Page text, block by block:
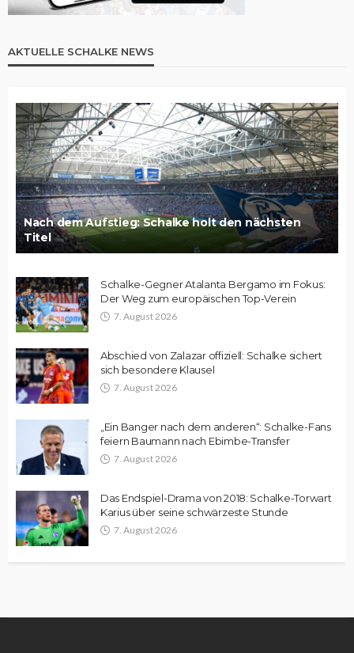
AKTUELLE SCHALKE NEWS
Nach dem Aufstieg: Schalke holt den nächsten
Titel
Schalke-Gegner Atalanta Bergamo im Fokus:
Der Weg zum europäischen Top-Verein
7. August 2026
Abschied von Zalazar offiziell: Schalke sichert
sich besondere Klausel
7. August 2026
„Ein Banger nach dem anderen“: Schalke-Fans
feiern Baumann nach Ebimbe-Transfer
7. August 2026
Das Endspiel-Drama von 2018: Schalke-Torwart
Karius über seine schwärzeste Stunde
7. August 2026